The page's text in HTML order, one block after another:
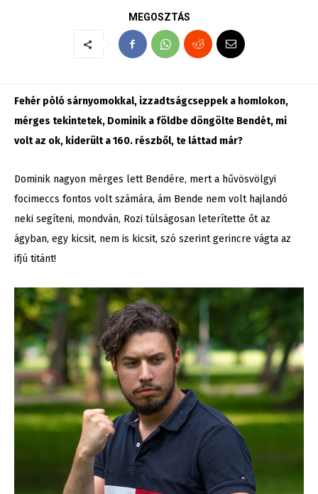
MEGOSZTÁS
Fehér póló sárnyomokkal, izzadtságcseppek a homlokon,
mérges tekintetek, Dominik a földbe döngölte Bendét, mi
volt az ok, kiderült a 160. részből, te láttad már?
Dominik nagyon mérges lett Bendére, mert a hűvösvölgyi
focimeccs fontos volt számára, ám Bende nem volt hajlandó
neki segíteni, mondván, Rozi túlságosan leterítette őt az
ágyban, egy kicsit, nem is kicsit, szó szerint gerincre vágta az
ifjú titánt!